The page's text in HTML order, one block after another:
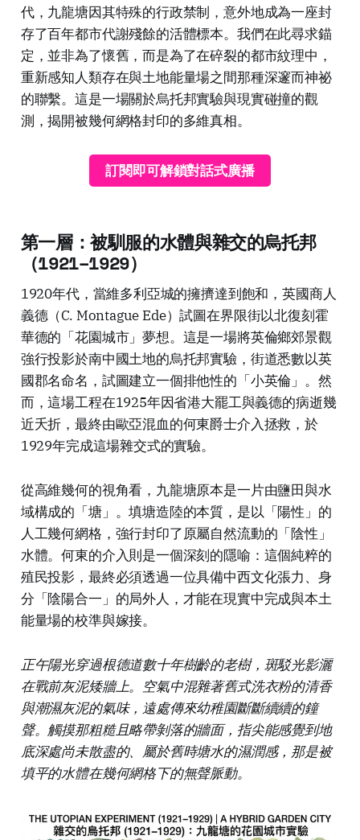
代，九龍塘因其特殊的行政禁制，意外地成為一座封
存了百年都市代謝殘餘的活體標本。我們在此尋求錨
定，並非為了懷舊，而是為了在碎裂的都市紋理中，
重新感知人類存在與土地能量場之間那種深邃而神祕
的聯繫。這是一場關於烏托邦實驗與現實碰撞的觀
測，揭開被幾何網格封印的多維真相。
訂閱即可解鎖對話式廣播
第一層：被馴服的水體與雜交的烏托邦
（1921–1929）
1920年代，當維多利亞城的擁擠達到飽和，英國商人
義德（C. Montague Ede）試圖在界限街以北復刻霍
華德的「花園城市」夢想。這是一場將英倫鄉郊景觀
強行投影於南中國土地的烏托邦實驗，街道悉數以英
國郡名命名，試圖建立一個排他性的「小英倫」。然
而，這場工程在1925年因省港大罷工與義德的病逝幾
近夭折，最終由歐亞混血的何東爵士介入拯救，於
1929年完成這場雜交式的實驗。
從高維幾何的視角看，九龍塘原本是一片由鹽田與水
域構成的「塘」。填塘造陸的本質，是以「陽性」的
人工幾何網格，強行封印了原屬自然流動的「陰性」
水體。何東的介入則是一個深刻的隱喻：這個純粹的
殖民投影，最終必須透過一位具備中西文化張力、身
分「陰陽合一」的局外人，才能在現實中完成與本土
能量場的校準與嫁接。
正午陽光穿過根德道數十年樹齡的老樹，斑駁光影灑
在戰前灰泥矮牆上。空氣中混雜著舊式洗衣粉的清香
與潮濕灰泥的氣味，遠處傳來幼稚園斷斷續續的鐘
聲。觸摸那粗糙且略帶剝落的牆面，指尖能感覺到地
底深處尚未散盡的、屬於舊時塘水的濕潤感，那是被
填平的水體在幾何網格下的無聲脈動。